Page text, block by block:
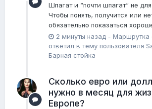
Шпагат и “почти шпагат“ не
Чтобы понять, получится или
обязательно показаться
2 минуты назад - Маршрутка
ответил в тему пользователя
Барная стойка
Сколько евро или
нужно в месяц для
Европе?